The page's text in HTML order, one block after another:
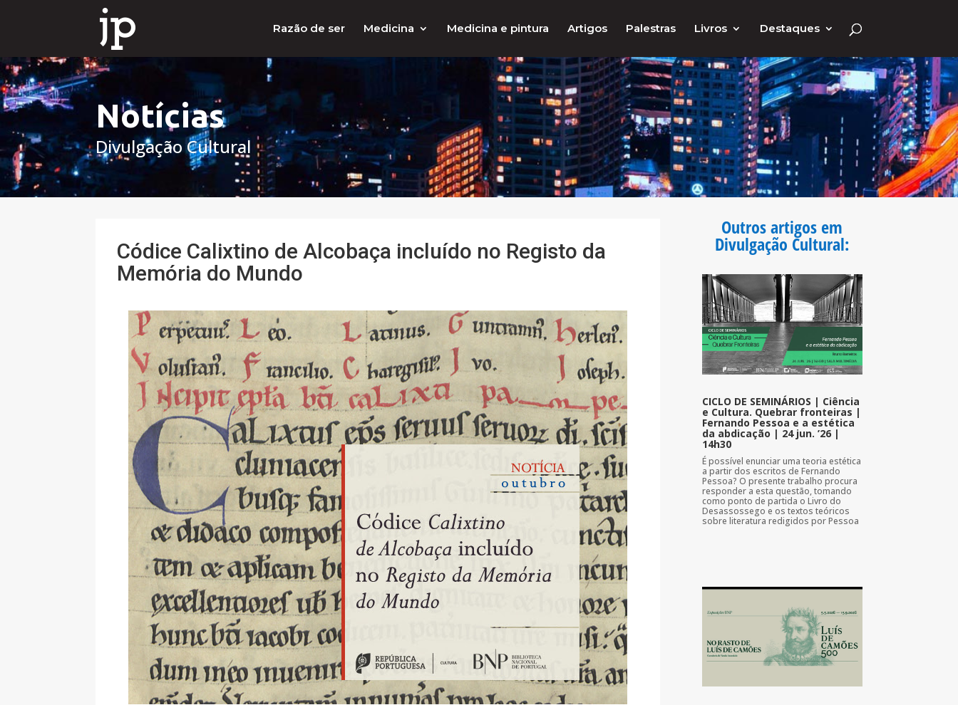
Razão de ser Medicina Medicina e pintura Artigos Palestras Livros Destaques
Notícias
Divulgação Cultural
Códice Calixtino de Alcobaça incluído no Registo da
Memória do Mundo
Outros artigos em
Divulgação Cultural:
CICLO DE SEMINÁRIOS | Ciência
e Cultura. Quebrar fronteiras |
Fernando Pessoa e a estética
da abdicação | 24 jun. ’26 |
14h30
É possível enunciar uma teoria estética
a partir dos escritos de Fernando
Pessoa? O presente trabalho procura
responder a esta questão, tomando
como ponto de partida o Livro do
Desassossego e os textos teóricos
sobre literatura redigidos por Pessoa